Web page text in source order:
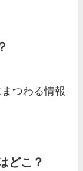
持ち？兄
査！
金持ち！
親（父・
つわる情報
どこ？